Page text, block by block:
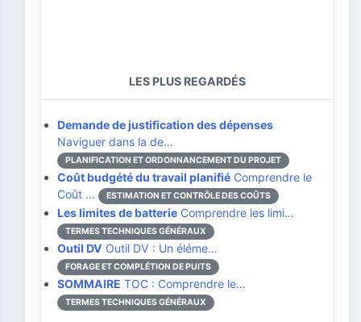
LES PLUS REGARDÉS
Demande de justification des dépenses
Naviguer dans la de…
PLANIFICATION ET ORDONNANCEMENT DU PROJET
Coût budgété du travail planifié Comprendre le
Coût …
ESTIMATION ET CONTRÔLE DES COÛTS
Les limites de batterie Comprendre les limi…
TERMES TECHNIQUES GÉNÉRAUX
Outil DV Outil DV : Un éléme…
FORAGE ET COMPLÉTION DE PUITS
SOMMAIRE TOC : Comprendre le…
TERMES TECHNIQUES GÉNÉRAUX